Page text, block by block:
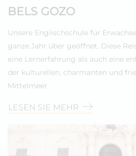
BELS GOZO
Unsere Englischschule für
ganze Jahr über geöffnet. Diese
eine Lernerfahrung als auch eine
der kulturellen, charmanten und
Mittelmeer.
LESEN SIE MEHR